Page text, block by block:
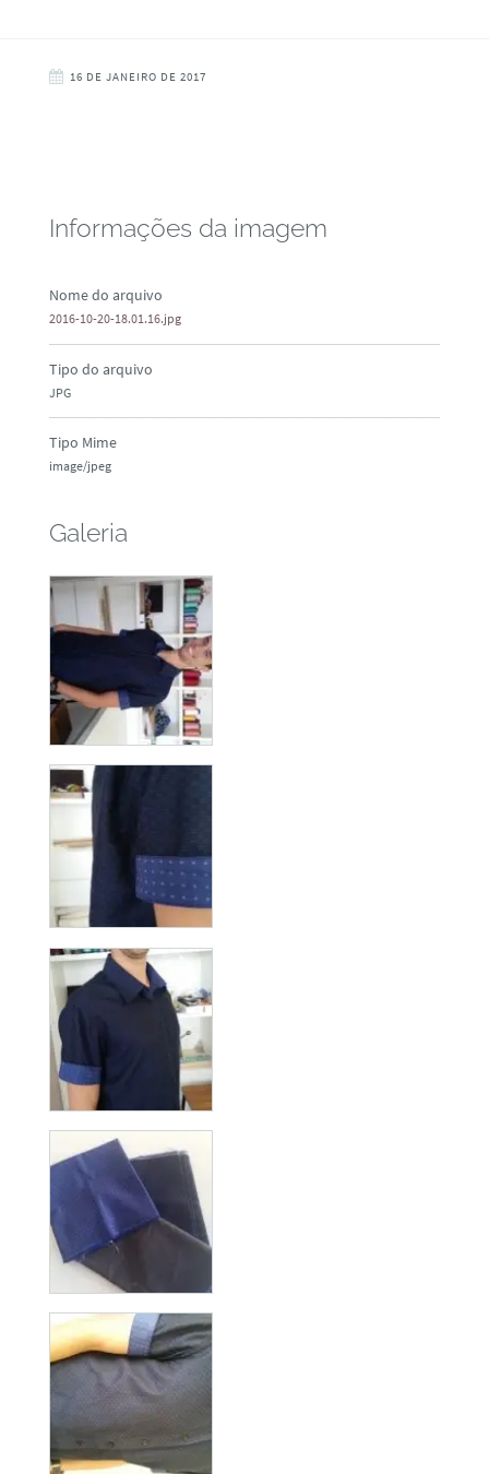
16 DE JANEIRO DE 2017
Informações da imagem
Nome do arquivo
2016-10-20-18.01.16.jpg
Tipo do arquivo
JPG
Tipo Mime
image/jpeg
Galeria